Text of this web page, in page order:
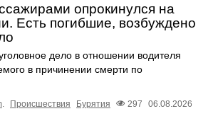
опрокинулся на
Есть погибшие, возбуждено
дело в отношении водителя
в причинении смерти по
. Происшествия Бурятия 297 06.08.2026